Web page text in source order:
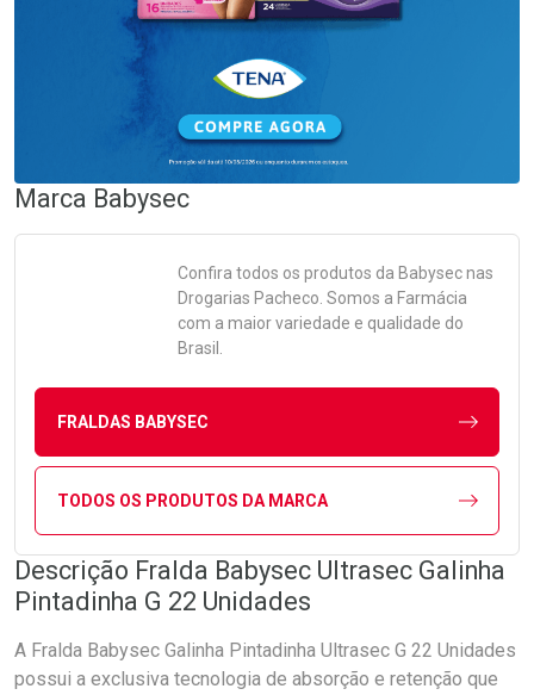
Marca Babysec
Confira todos os produtos da Babysecnas
Drogarias Pacheco. Somos a Farmácia
com a maior variedade e qualidade do
Brasil.
FRALDAS BABYSEC
TODOS OS PRODUTOS DA MARCA
Descrição Fralda Babysec Ultrasec Galinha
Pintadinha G 22 Unidades
A Fralda Babysec Galinha Pintadinha Ultrasec G 22 Unidades
possui a exclusiva tecnologia de absorção e retenção que